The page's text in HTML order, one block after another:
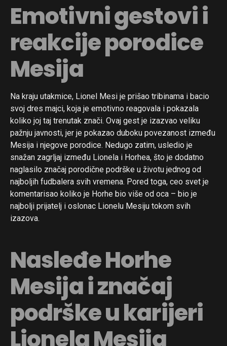
Emotivni gestovi i
reakcije porodice
Mesija
Na kraju utakmice, Lionel Mesi je prišao tribinama i bacio
svoj dres majci, koja je emotivno reagovala i pokazala
koliko joj taj trenutak znači. Ovaj gest je izazvao veliku
pažnju javnosti, jer je pokazao duboku povezanost između
Mesija i njegove porodice. Nedugo zatim, usledio je
snažan zagrljaj između Lionela i Horhea, što je dodatno
naglasilo značaj porodične podrške u životu jednog od
najboljih fudbalera svih vremena. Pored toga, ceo svet je
komentarisao koliko je Horhe bio više od oca – bio je
najbolji prijatelj i oslonac Lionelu Mesiju tokom svih
izazova.
Nasleđe Horhe
Mesija i značaj
podrške u karijeri
Lionela Mesija
Flipboard
Reddit
Pinterest